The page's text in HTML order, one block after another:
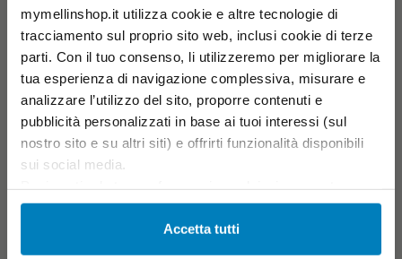
mymellinshop.it utilizza cookie e altre tecnologie di
tracciamento sul proprio sito web, inclusi cookie di terze
parti. Con il tuo consenso, li utilizzeremo per migliorare la
tua esperienza di navigazione complessiva, misurare e
analizzare l’utilizzo del sito, proporre contenuti e
pubblicità personalizzati in base ai tuoi interessi (sul
nostro sito e su altri siti) e offrirti funzionalità disponibili
sui social media.
cliccando su Impostazioni dei cookie. Ulteriori
informazioni sono disponibili nellaCookie Policy
nella
Accetta tutti
AGGIUNGI AL CARRELLO